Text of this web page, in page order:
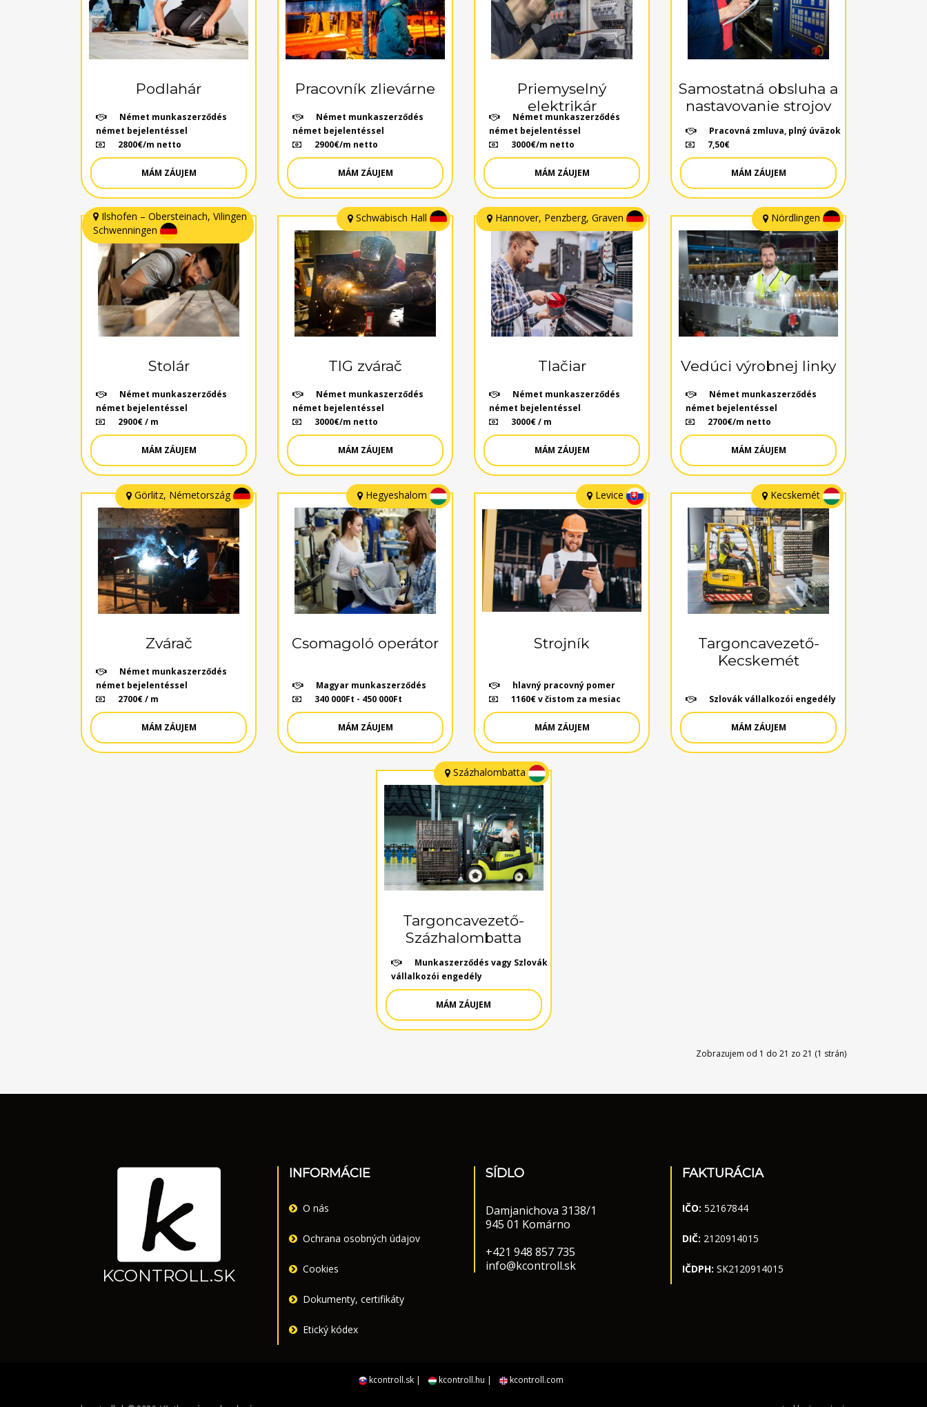
Podlahár
Német munkaszerződés
német bejelentéssel
2800€/m netto
MÁM ZÁUJEM
Pracovník zlievárne
Német munkaszerződés
német bejelentéssel
2900€/m netto
MÁM ZÁUJEM
Priemyselný
elektrikár
Német munkaszerződés
német bejelentéssel
3000€/m netto
MÁM ZÁUJEM
Samostatná obsluha a
nastavovanie strojov
Pracovná zmluva, plný úväzok
7,50€
MÁM ZÁUJEM
Ilshofen – Obersteinach, Vilingen
Schwenningen
Stolár
Német munkaszerződés
német bejelentéssel
2900€ / m
MÁM ZÁUJEM
Schwäbisch Hall
TIG zvárač
Német munkaszerződés
német bejelentéssel
3000€/m netto
MÁM ZÁUJEM
Hannover, Penzberg, Graven
Tlačiar
Német munkaszerződés
német bejelentéssel
3000€ / m
MÁM ZÁUJEM
Nördlingen
Vedúci výrobnej linky
Német munkaszerződés
német bejelentéssel
2700€/m netto
MÁM ZÁUJEM
Görlitz, Németország
Zvárač
Német munkaszerződés
német bejelentéssel
2700€ / m
MÁM ZÁUJEM
Hegyeshalom
Csomagoló operátor
Magyar munkaszerződés
340 000Ft - 450 000Ft
MÁM ZÁUJEM
Levice
Strojník
hlavný pracovný pomer
1160€ v čistom za mesiac
MÁM ZÁUJEM
Kecskemét
Targoncavezető-
Kecskemét
Szlovák vállalkozói engedély
MÁM ZÁUJEM
Százhalombatta
Targoncavezető-
Százhalombatta
Munkaszerződés vagy Szlovák
vállalkozói engedély
MÁM ZÁUJEM
Zobrazujem od 1 do 21 zo 21 (1 strán)
KCONTROLL.SK
INFORMÁCIE
O nás
Ochrana osobných údajov
Cookies
Dokumenty, certifikáty
Etický kódex
SÍDLO
Damjanichova 3138/1
945 01 Komárno
+421 948 857 735
info@kcontroll.sk
FAKTURÁCIA
IČO: 52167844
DIČ: 2120914015
IČDPH: SK2120914015
kcontroll.sk | kcontroll.hu | kcontroll.com